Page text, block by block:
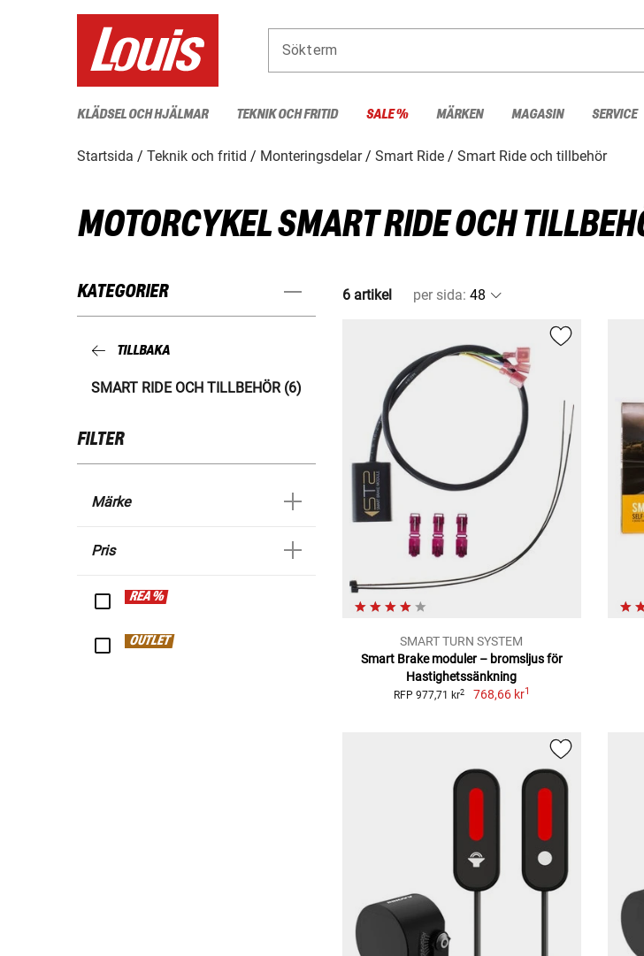
Sökterm
KLÄDSEL OCH HJÄLMAR TEKNIK OCH FRITID SALE % MÄRKEN MAGASIN SERVICE
Startsida Teknik och fritid Monteringsdelar Smart Ride Smart Ride och tillbehör
MOTORCYKEL SMART RIDE OCH
KATEGORIER
TILLBAKA
SMART RIDE OCH TILLBEHÖR (6)
FILTER
Märke
Pris
REA %
OUTLET
6 artikel per sida:
SMART TURN SYSTEM
Smart Brake moduler – bromsljus för
Hastighetssänkning
RFP 977,71 kr2 768,66 kr1